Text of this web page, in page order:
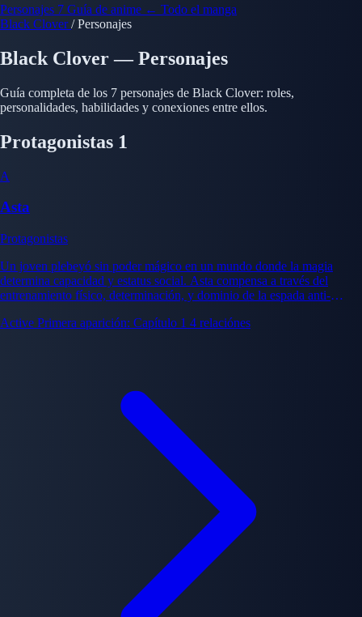
Personajes 7 Guía de anime ← Todo el manga
Black Clover/ Personajes
Black Clover — Personajes
Guía completa de los 7 personajes de Black Clover: roles,
personalidades, habilidades y conexiones entre ellos.
Protagonistas 1
A
Asta
Protagonistas
Un joven plebeyó sin poder mágico en un mundo donde la magia
determina capacidad y estatus social. Asta compensa a través del
entrenamiento físico, determinación, y dominio de la espada anti-
obstáculos abrumadores.
Active Primera aparición: Capítulo 1 4 relaciónes